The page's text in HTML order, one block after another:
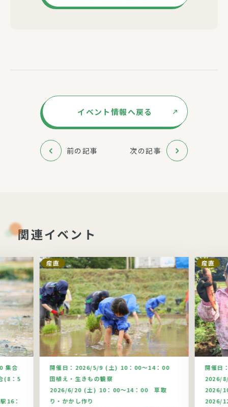
イベント情報へ戻る
前の記事 次の記事
関連イベント
集合
(8：5
16：
産直
開催日： 2026/5/9 (土) 10：00～14：00
田植え・生きもの観察
2026/6/20 (土) 10：00～14：00 草取
り・かかし作り
産直
開催日
2026/
2026/
2026/